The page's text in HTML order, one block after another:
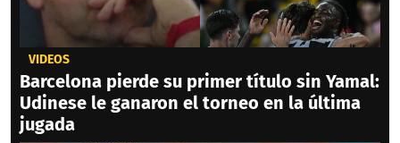
VIDEOS
Barcelona pierde su primer título sin Yamal:
Udinese le ganaron el torneo en la última
jugada